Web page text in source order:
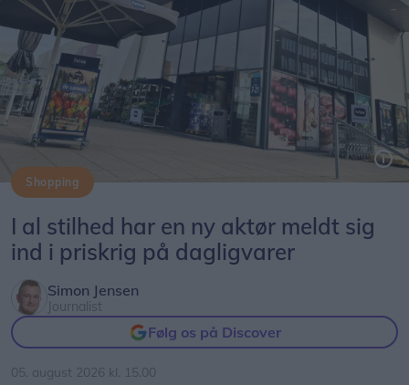
Shopping
I al stilhed har en ny aktør meldt sig
ind i priskrig på dagligvarer
Simon Jensen
Journalist
Følg os på Discover
05. august 2026 kl. 15.00